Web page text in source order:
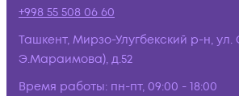
+998 55 508 06 60
Ташкент, Мирзо-Улугбекский р-н,
Э.Мараимова), д.52
Время работы: пн-пт, 09:00 - 18:00